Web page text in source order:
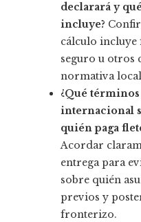
declarará y
incluye?
cálculo incluye
seguro u otros
normativa
¿Qué
internacional
quién paga
Acordar
entrega para
sobre quién
previos y
fronterizo.